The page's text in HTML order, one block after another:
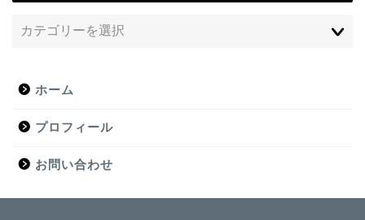
ホーム
プロフィール
お問い合わせ